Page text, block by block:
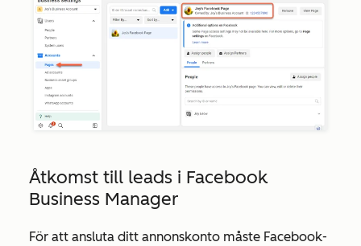
Åtkomst till leads i Facebook
Business Manager
För att ansluta ditt annonskonto måste Facebook-